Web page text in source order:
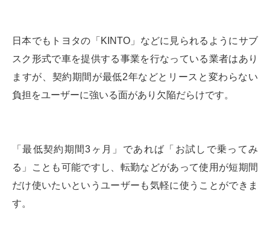
日本でもトヨタの「KINTO」などに見られるようにサブ
スク形式で車を提供する事業を行なっている業者はあり
ますが、契約期間が最低2年などとリースと変わらない
負担をユーザーに強いる面があり欠陥だらけです。
「最低契約期間3ヶ月」であれば「お試しで乗ってみ
る」ことも可能ですし、転勤などがあって使用が短期間
だけ使いたいというユーザーも気軽に使うことができま
す。